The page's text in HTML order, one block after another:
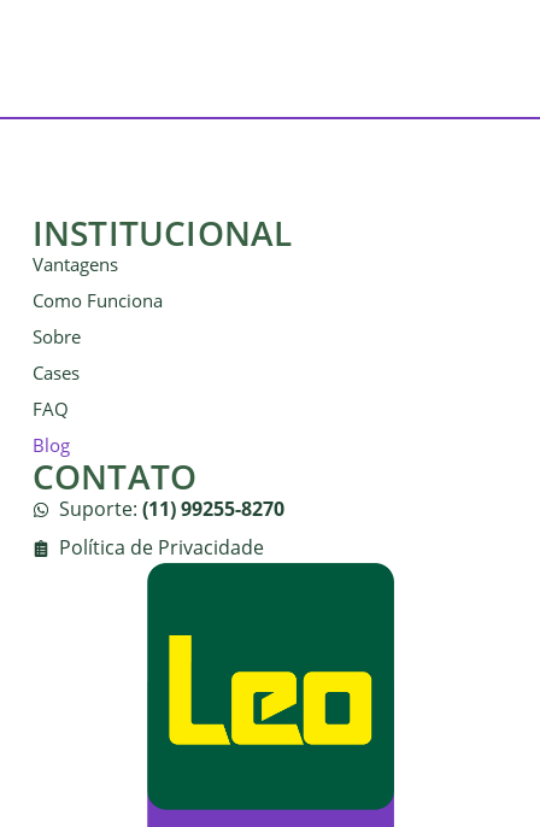
INSTITUCIONAL
Vantagens
Como Funciona
Sobre
Cases
FAQ
Blog
CONTATO
Suporte:(11) 99255-8270
Política de Privacidade